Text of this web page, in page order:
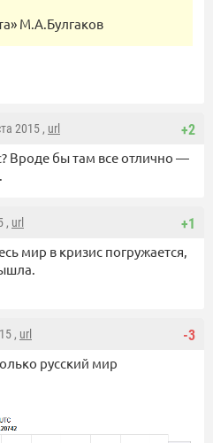
М.А.Булгаков
+2
2015 , url
Вроде бы там все отлично —
+1
, url
мир в кризис погружается,
-3
, url
русский мир